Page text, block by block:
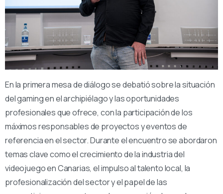
En la primera mesa de diálogo se debatió sobre la situación
del gaming en el archipiélago y las oportunidades
profesionales que ofrece, con la participación de los
máximos responsables de proyectos y eventos de
referencia en el sector. Durante el encuentro se abordaron
temas clave como el crecimiento de la industria del
videojuego en Canarias, el impulso al talento local, la
profesionalización del sector y el papel de las